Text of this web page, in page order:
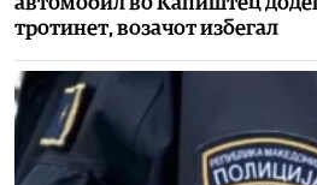
тротинет, возачот избегал